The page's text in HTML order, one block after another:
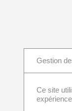
Gestion
Ce site